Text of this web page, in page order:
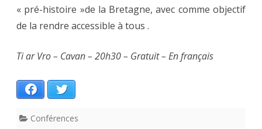
« pré-histoire »de la Bretagne, avec comme objectif
de la rendre accessible à tous .
Ti ar Vro – Cavan – 20h30 – Gratuit – En français
Facebook
Conférences